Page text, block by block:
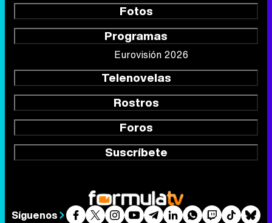
Fotos
Programas
Eurovisión 2026
Telenovelas
Rostros
Foros
Suscríbete
Síguenos